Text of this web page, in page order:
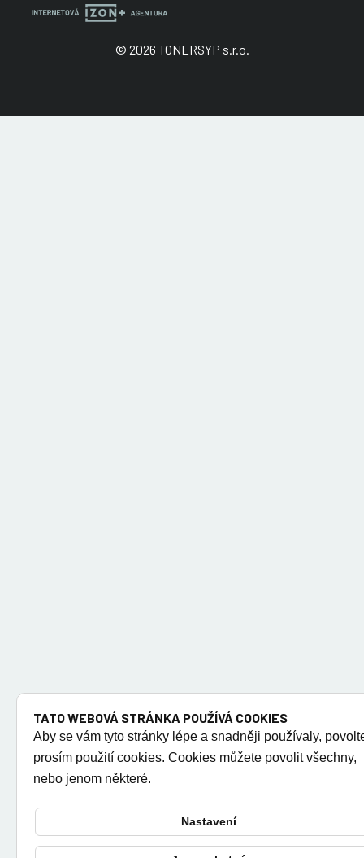
© 2026 TONERSYP s.r.o.
TATO WEBOVÁ STRÁNKA POUŽÍVÁ COOKIES
Aby se vám tyto stránky lépe a snadněji používaly,
prosím použití cookies. Cookies můžete povolit všechny,
nebo jenom některé.
Nastavení